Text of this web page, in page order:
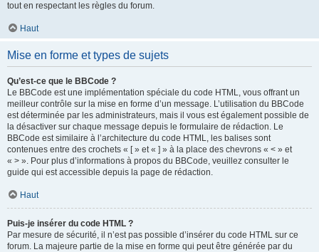
tout en respectant les règles du forum.
Haut
Mise en forme et types de sujets
Qu’est-ce que le BBCode ?
Le BBCode est une implémentation spéciale du code HTML, vous offrant un
meilleur contrôle sur la mise en forme d’un message. L’utilisation du BBCode
est déterminée par les administrateurs, mais il vous est également possible de
la désactiver sur chaque message depuis le formulaire de rédaction. Le
BBCode est similaire à l’architecture du code HTML, les balises sont
contenues entre des crochets « [ » et « ] » à la place des chevrons « < » et
« > ». Pour plus d’informations à propos du BBCode, veuillez consulter le
guide qui est accessible depuis la page de rédaction.
Haut
Puis-je insérer du code HTML ?
Par mesure de sécurité, il n’est pas possible d’insérer du code HTML sur ce
forum. La majeure partie de la mise en forme qui peut être générée par du